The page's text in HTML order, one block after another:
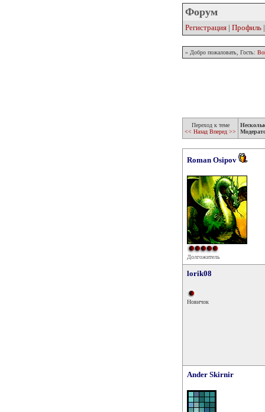
Форум
Регистрация | Профиль |
» Добро пожаловать, Гость:
Переход к теме
<< Назад Вперед >>
Roman Osipov
Долгожитель
lorik08
Новичок
Ander Skirnir